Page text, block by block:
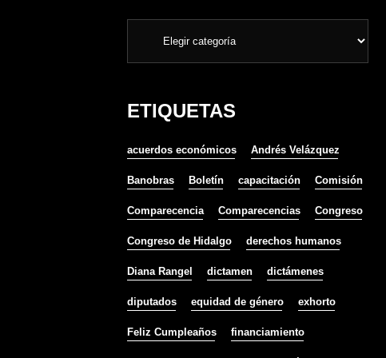
ETIQUETAS
acuerdos económicos Andrés Velázquez
Banobras Boletín capacitación Comisión
Comparecencia Comparecencias Congreso
Congreso de Hidalgo derechos humanos
Diana Rangel dictamen dictámenes
diputados equidad de género exhorto
Feliz Cumpleaños financiamiento